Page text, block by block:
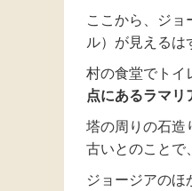
ここから、ジョ
ル）が見えるは
村の食堂でトイ
点にあるラマリ
塔の周りの石造
古いとのことで
ジョージアの